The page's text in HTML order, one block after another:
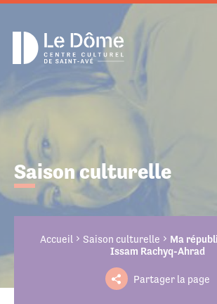
Saison culturelle
Accueil Saison culturelle
Ma
Issam Rachyq-Ahrad
Partager la page
Cookies management panel